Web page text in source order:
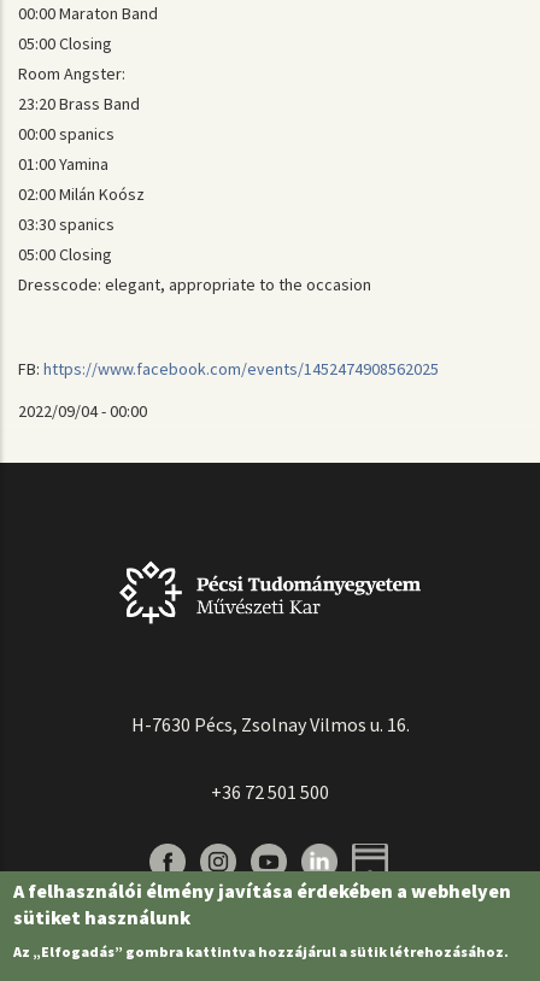
00:00 Maraton Band
05:00 Closing
Room Angster:
23:20 Brass Band
00:00 spanics
01:00 Yamina
02:00 Milán Koósz
03:30 spanics
05:00 Closing
Dresscode: elegant, appropriate to the occasion
FB: https://www.facebook.com/events/1452474908562025
2022/09/04 - 00:00
H-7630 Pécs, Zsolnay Vilmos u. 16.
+36 72 501 500
A felhasználói élmény javítása érdekében a webhelyen
sütiket használunk
Az „Elfogadás” gombra kattintva hozzájárul a sütik létrehozásához.